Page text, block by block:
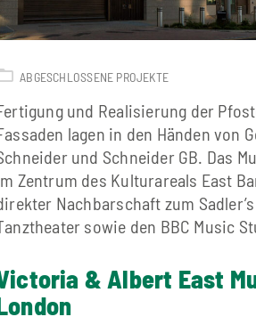
ABGESCHLOSSENE PROJEKTE
und Realisierung der
lagen in den Händen von
und Schneider GB. Das
Zentrum des Kulturareals East
Nachbarschaft zum
sowie den BBC Music
& Albert East